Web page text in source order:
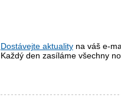
Dostávejte aktualityna váš e-
Každý den zasíláme všechny